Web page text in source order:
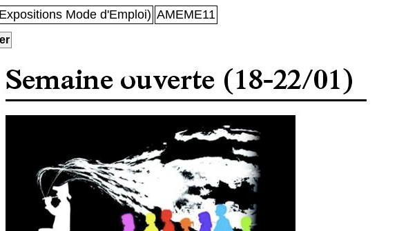
Mode d'Emploi) AMEME11